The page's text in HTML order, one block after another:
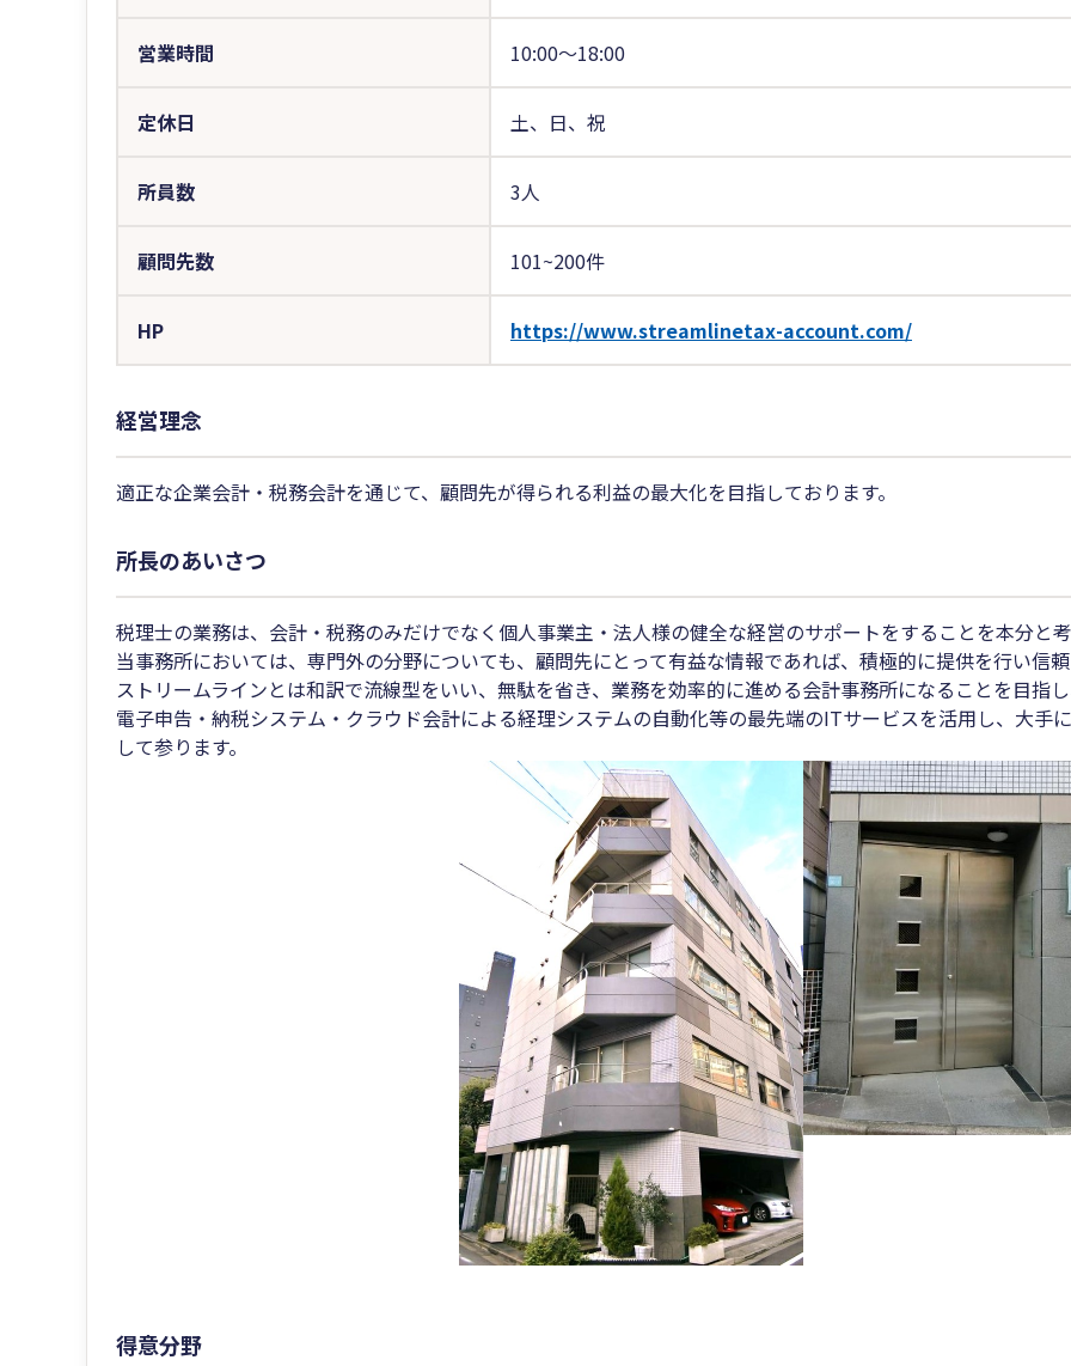
営業時間 10:00〜18:00
定休日 土、日、祝
所員数 3人
顧問先数 101~200件
HP https://www.streamlinetax-account.com/
経営理念
適正な企業会計・税務会計を通じて、顧問先が得られる利益の最大化を目指しております。
所長のあいさつ
税理士の業務は、会計・税務のみだけでなく個人事業主・法人様の健全な経営のサポートをすることを本分と
当事務所においては、専門外の分野についても、顧問先にとって有益な情報であれば、積極的に提供を行い信
ストリームラインとは和訳で流線型をいい、無駄を省き、業務を効率的に進める会計事務所になることを
電子申告・納税システム・クラウド会計による経理システムの自動化等の最先端のITサービスを活用し、大手
して参ります。
得意分野